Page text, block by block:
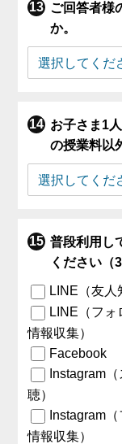
ご回答者様
か。
お子さま1
の授業料以
普段利用し
ください（
LINE（友人
LINE（フ
情報収集）
Facebook
Instagram
聴）
Instagram
情報収集）